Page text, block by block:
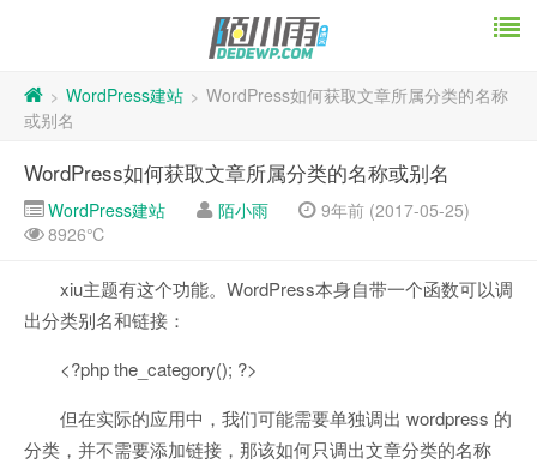
> WordPress建站 > WordPress如何获取文章所属分类的名称
或别名
WordPress如何获取文章所属分类的名称或别名
WordPress建站 陌小雨
9年前 (2017-05-25)
8926℃
xiu主题有这个功能。WordPress本身自带一个函数可以调
出分类别名和链接：
<?php the_category(); ?>
但在实际的应用中，我们可能需要单独调出 wordpress 的
分类，并不需要添加链接，那该如何只调出文章分类的名称